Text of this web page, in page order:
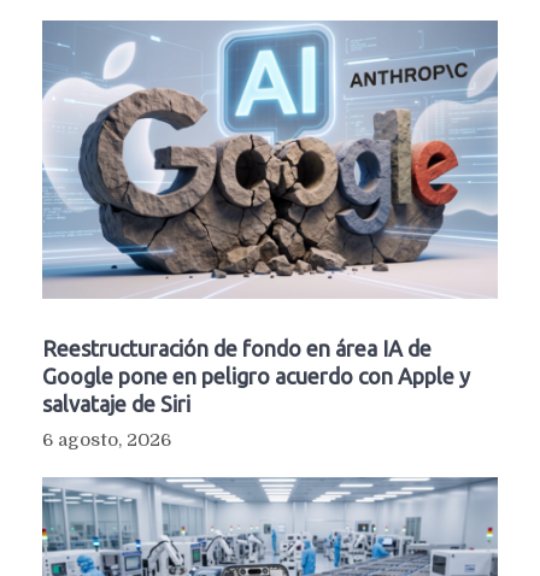
Reestructuración de fondo en área IA de
Google pone en peligro acuerdo con Apple y
salvataje de Siri
6 agosto, 2026